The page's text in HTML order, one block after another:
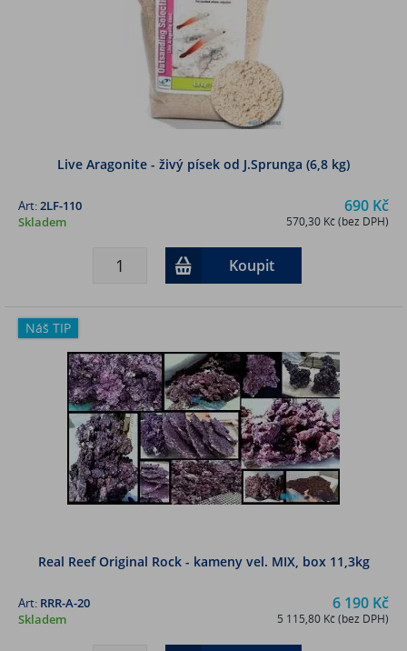
Live Aragonite - živý písek od J.Sprunga (6,8 kg)
690 Kč
570,30 Kč (bez DPH)
Art:2LF-110
Skladem
Koupit
Náš TIP
Real Reef Original Rock - kameny vel. MIX, box 11,3kg
6 190 Kč
5 115,80 Kč (bez DPH)
Art: RRR-A-20
Skladem